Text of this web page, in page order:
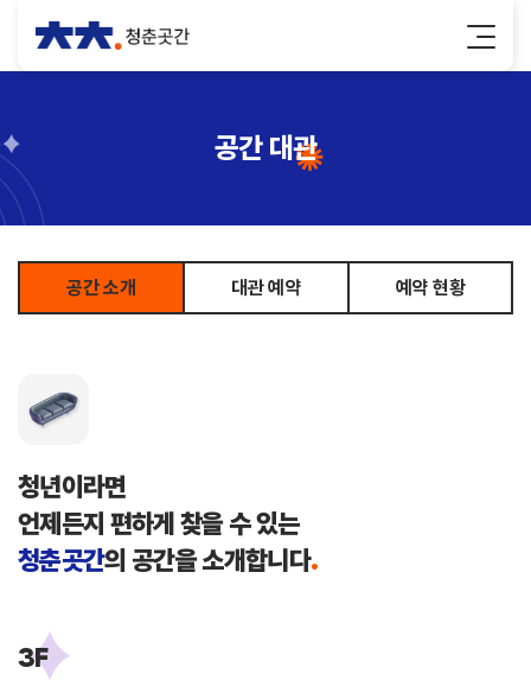
공간 대관
공간 소개 대관 예약 예약 현황
청년이라면
언제든지 편하게 찾을 수 있는
청춘곳간의 공간을 소개합니다.
3F